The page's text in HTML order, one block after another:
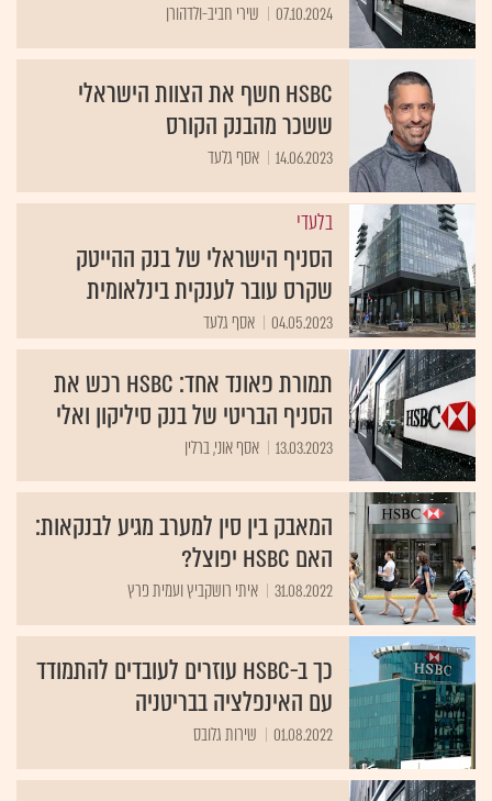
07.10.2024 שירי חביב-ולדהורן
HSBC חשף את הצוות הישראלי
ששכר מהבנק הקורס
14.06.2023 אסף גלעד
בלעדי
הסניף הישראלי של בנק ההייטק
שקרס עובר לענקית בינלאומית
04.05.2023 אסף גלעד
תמורת פאונד אחד: HSBC רכש את
הסניף הבריטי של בנק סיליקון ואלי
13.03.2023 אסף אוני, ברלין
המאבק בין סין למערב מגיע לבנקאות:
האם HSBC יפוצל?
31.08.2022 איתי רושקביץ ועמית פרץ
כך ב-HSBC עוזרים לעובדים להתמודד
עם האינפלציה בבריטניה
01.08.2022 שירות גלובס